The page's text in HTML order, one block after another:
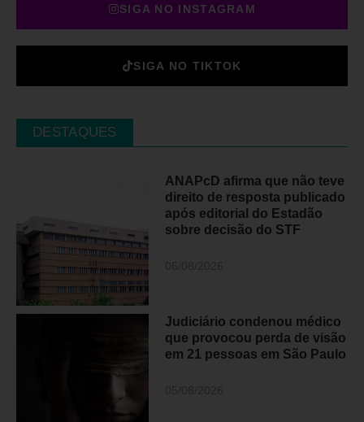
SIGA NO INSTAGRAM
SIGA NO TIKTOK
DESTAQUES
ANAPcD afirma que não teve
direito de resposta publicado
após editorial do Estadão
sobre decisão do STF
Judiciário condenou médico
que provocou perda de visão
em 21 pessoas em São Paulo